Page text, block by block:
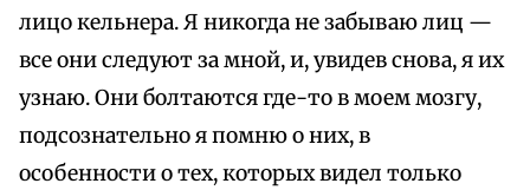
лицо кельнера. Я никогда не забываю лиц —
все они следуют за мной, и, увидев снова, я их
узнаю. Они болтаются где-то в моем мозгу,
подсознательно я помню о них, в
особенности о тех, которых видел только